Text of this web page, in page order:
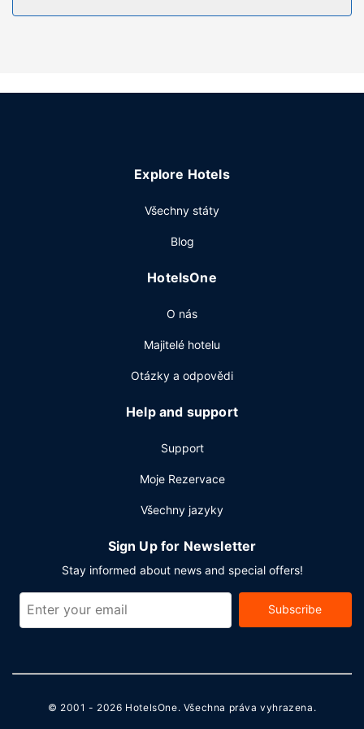
provozem a venkovní bazén (se sezónním provozem).
Něco dobrého k zakousnutí vám nabídne snack bar /
7:00 do 10:00 budete zváni na bufetovou snídani zdarma.
provozem, expresní ubytování a expresní odhlášení při
akci? V tomto hotelu můžete využít konferenční prostory o
místnosti). Přímo v areálu je hostům k dispozici samostatné
Explore Hotels
Všechny státy
Blog
HotelsOne
O nás
Majitelé hotelu
Otázky a odpovědi
Help and support
Support
Moje Rezervace
Všechny jazyky
Sign Up for Newsletter
Stay informed about news and special offers!
Subscribe
© 2001 - 2026 HotelsOne. Všechna práva vyhrazena.